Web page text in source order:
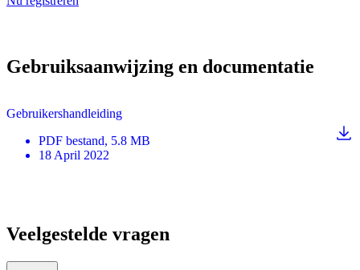
Gebruiksaanwijzing en documentatie
Gebruikershandleiding
PDF bestand, 5.8 MB
18 April 2022
Veelgestelde vragen